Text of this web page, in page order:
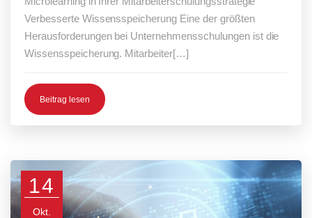
Verbesserte Wissensspeicherung Eine der größten
Herausforderungen bei Unternehmensschulungen ist die
Wissensspeicherung. Mitarbeiter[…]
Beitrag lesen
14
Okt.